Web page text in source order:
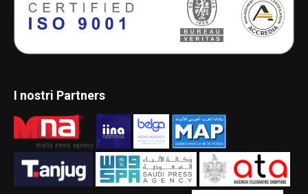
I nostri Partners